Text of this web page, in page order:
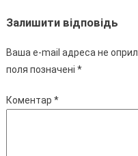
Залишити відповідь
Ваша e-mail адреса не
поля позначені *
Коментар *